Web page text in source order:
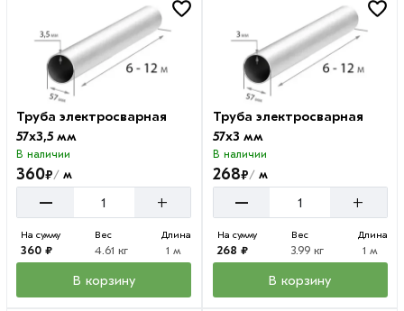
Труба электросварная
57х3,5 мм
В наличии
360₽/ м
– +
На сумму
360 ₽
Вес
4.61 кг
Длина
1 м
В корзину
Труба электросварная
57х3 мм
В наличии
268₽/м
– +
На сумму
268 ₽
Вес
3.99 кг
Длина
1 м
В корзину